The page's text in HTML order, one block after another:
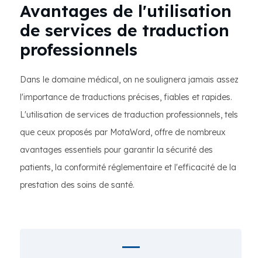
Avantages de l'utilisation
de services de traduction
professionnels
Dans le domaine médical, on ne soulignera jamais assez
l'importance de traductions précises, fiables et rapides.
L'utilisation de services de traduction professionnels, tels
que ceux proposés par MotaWord, offre de nombreux
avantages essentiels pour garantir la sécurité des
patients, la conformité réglementaire et l'efficacité de la
prestation des soins de santé.